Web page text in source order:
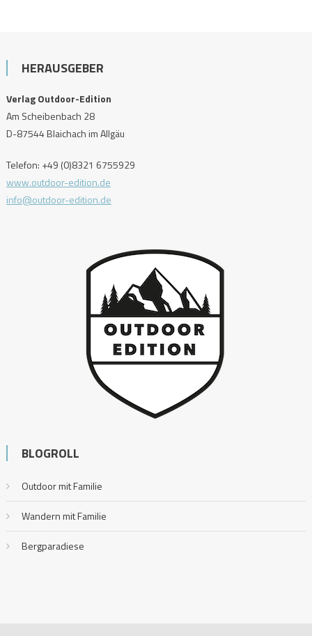
HERAUSGEBER
Verlag Outdoor-Edition
Am Scheibenbach 28
D-87544 Blaichach im Allgäu
Telefon: +49 (0)8321 6755929
www.outdoor-edition.de
info@outdoor-edition.de
BLOGROLL
Outdoor mit Familie
Wandern mit Familie
Bergparadiese